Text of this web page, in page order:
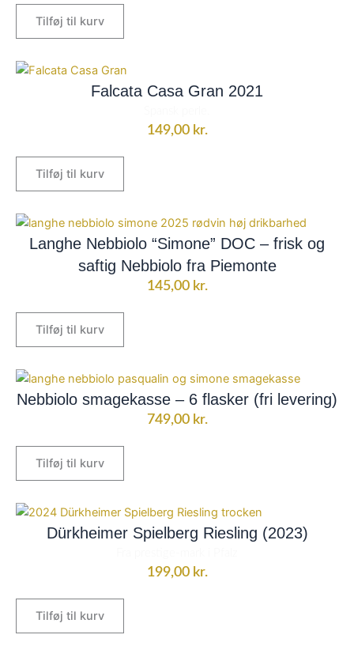
Tilføj til kurv
Falcata Casa Gran 2021
149,00 kr.
Tilføj til kurv
Langhe Nebbiolo “Simone” DOC – frisk og
saftig Nebbiolo fra Piemonte
145,00 kr.
Tilføj til kurv
Nebbiolo smagekasse – 6 flasker (fri levering)
749,00 kr.
Tilføj til kurv
Dürkheimer Spielberg Riesling (2023)
199,00 kr.
Tilføj til kurv